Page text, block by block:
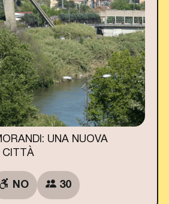
UNA NUOVA
CITTÀ
NO 30